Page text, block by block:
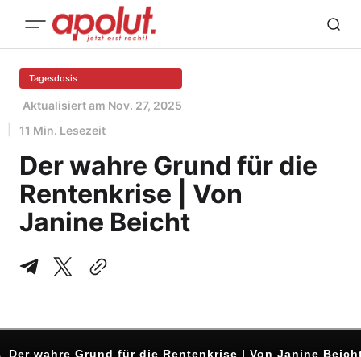
Tagesdosis
Aktualisiert am Nov. 27, 2025
11 Min. Lesezeit
Der wahre Grund für die
Rentenkrise | Von
Janine Beicht